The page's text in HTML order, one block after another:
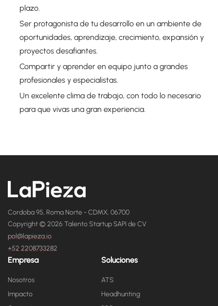
plazo.
Ser protagonista de tu desarrollo en un ambiente de
oportunidades, aprendizaje, crecimiento, expansión y
proyectos desafiantes.
Compartir y aprender en equipo junto a grandes
profesionales y especialistas.
Un excelente clima de trabajo, con todo lo necesario
para que vivas una gran experiencia.
Cordoba 95, Roma Norte - CDMX, 06700
Copyright © 2026 Talento Startup SAPI de CV
pol@lapieza.io
+52 2208733282
Empresa
Nosotros
Impacto
Soluciones
ATS
Headhunting